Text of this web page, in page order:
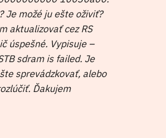
Je možé ju ešte oživiť?
aktualizovať cez RS
úspešné. Vypisuje –
sdram is failed. Je
sprevádzkovať, alebo
Ďakujem